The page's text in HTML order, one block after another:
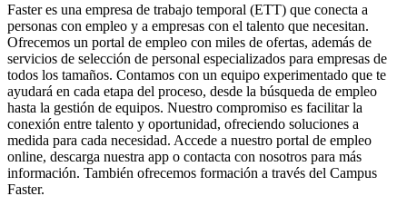
Faster es una empresa de trabajo temporal (ETT) que conecta a
personas con empleo y a empresas con el talento que necesitan.
Ofrecemos un portal de empleo con miles de ofertas, además de
servicios de selección de personal especializados para empresas de
todos los tamaños. Contamos con un equipo experimentado que te
ayudará en cada etapa del proceso, desde la búsqueda de empleo
hasta la gestión de equipos. Nuestro compromiso es facilitar la
conexión entre talento y oportunidad, ofreciendo soluciones a
medida para cada necesidad. Accede a nuestro portal de empleo
online, descarga nuestra app o contacta con nosotros para más
información. También ofrecemos formación a través del Campus
Faster.